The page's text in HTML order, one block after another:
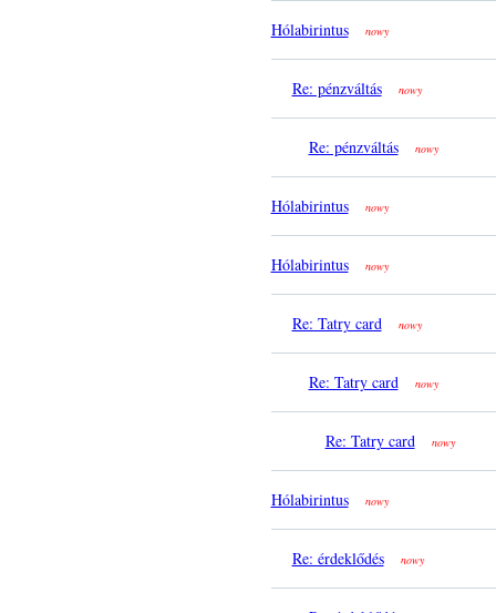
Hólabirintus nowy
Re: pénzváltás nowy
Re: pénzváltás nowy
Hólabirintus nowy
Hólabirintus nowy
Re: Tatry card nowy
Re: Tatry card nowy
Re: Tatry card nowy
Hólabirintus nowy
Re: érdeklődés nowy